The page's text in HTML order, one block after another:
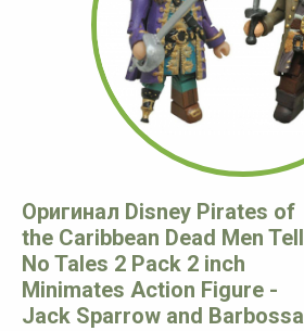
Оригинал Disney Pirates of
the Caribbean Dead Men Tell
No Tales 2 Pack 2 inch
Minimates Action Figure -
Jack Sparrow and Barbossa